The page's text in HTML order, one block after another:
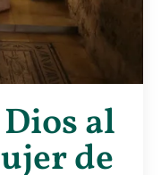
al
de